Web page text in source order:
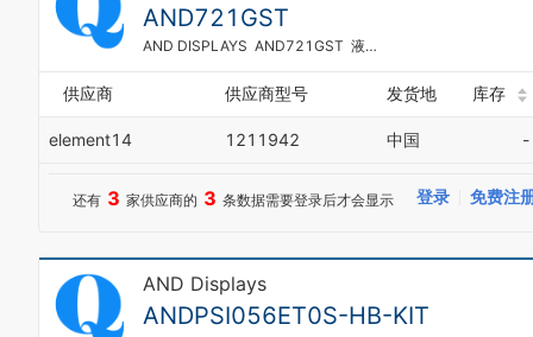
AND721GST
AND DISPLAYS AND721GST 液晶显示屏
供应商 供应商型号 发货地 库存
element14 1211942 中国 -
还有 3 家供应商的 3 条数据需要登录后才会显示 登录 免费注
AND Displays
ANDPSI056ET0S-HB-KIT